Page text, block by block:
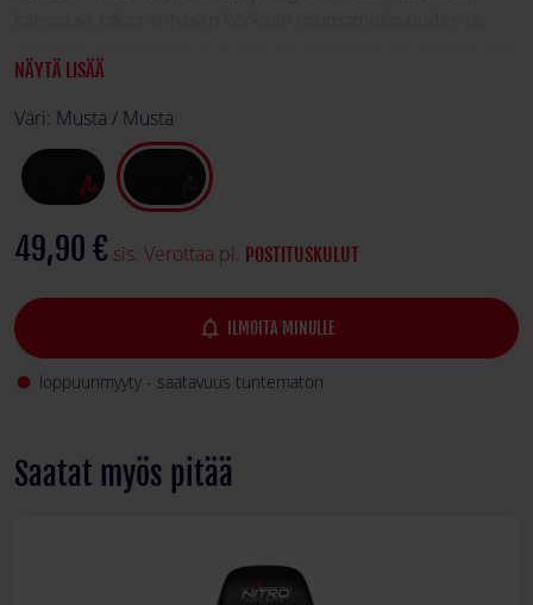
NÄYTÄ LISÄÄ
Väri: Musta / Musta
49,90 € sis. Verottaa pl. POSTITUSKULUT
notifications_none ILMOITA MINULLE
fiber_manual_record loppuunmyyty - saatavuus tuntematon
Saatat myös pitää